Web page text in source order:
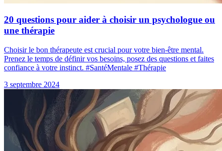
20 questions pour aider à choisir un psychologue ou
une thérapie
Choisir le bon thérapeute est crucial pour votre bien-être mental.
Prenez le temps de définir vos besoins, posez des questions et faites
confiance à votre instinct. #SantéMentale #Thérapie
3 septembre 2024